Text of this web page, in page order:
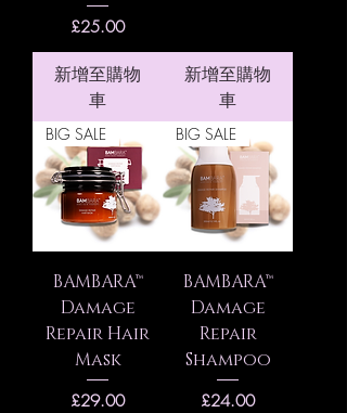
價格
£25.00
新增至購物
車
新增至購物
車
BIG SALE
BAMBARA™
Damage
Repair Hair
Mask
價格
£29.00
BIG SALE
BAMBARA™
Damage
Repair
Shampoo
價格
£24.00